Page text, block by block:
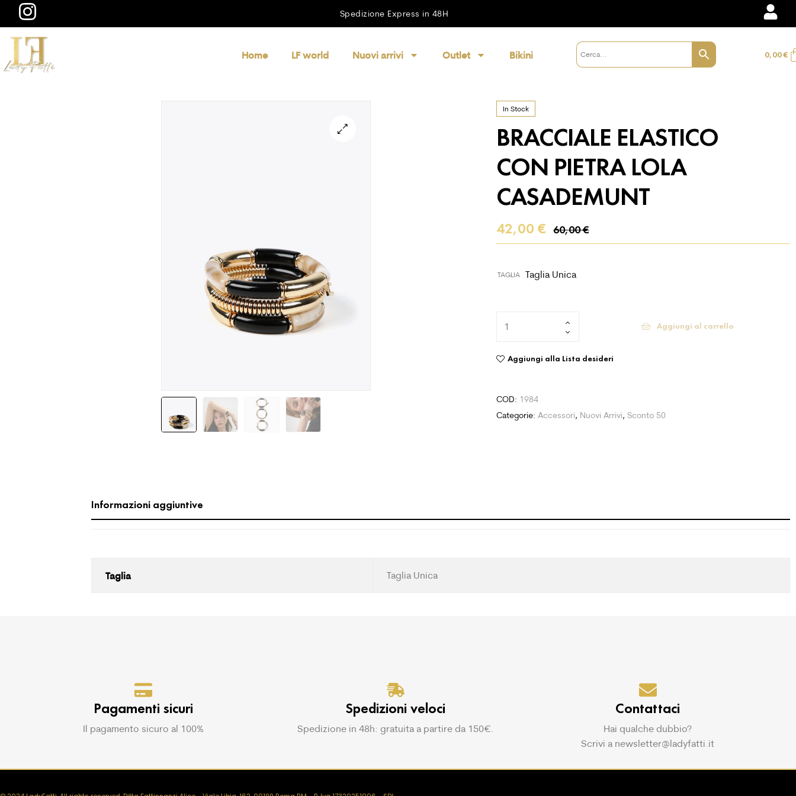
Spedizione Express in 48H
Home LF world Nuovi arrivi Outlet Bikini 0,00€
In Stock
BRACCIALE ELASTICO
CON PIETRA LOLA
CASADEMUNT
60,00€
42,00€
TAGLIA Taglia Unica
Aggiungi al carrello
Aggiungi alla Lista desideri
COD: 1984
Categorie: Accessori, Nuovi Arrivi,Sconto 50
Informazioni aggiuntive
Taglia Taglia Unica
Pagamenti sicuri
Il pagamento sicuro al 100%
Spedizioni veloci
Spedizione in 48h: gratuita a partire da 150€.
Contattaci
Hai qualche dubbio?
Scrivi a newsletter@ladyfatti.it